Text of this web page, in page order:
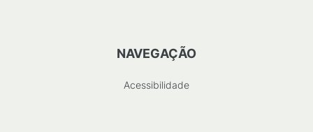
NAVEGAÇÃO
Acessibilidade